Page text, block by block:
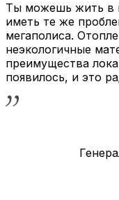
Ты можешь жить в
иметь те же
мегаполиса.
неэкологичные
преимущества
появилось, и это